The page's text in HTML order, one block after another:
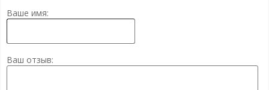
Ваше имя:
Ваш отзыв: